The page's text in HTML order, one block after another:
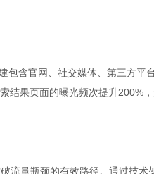
包含官网、社交媒体、第三方平
结果页面的曝光频次提升200%，
流量瓶颈的有效路径。通过技